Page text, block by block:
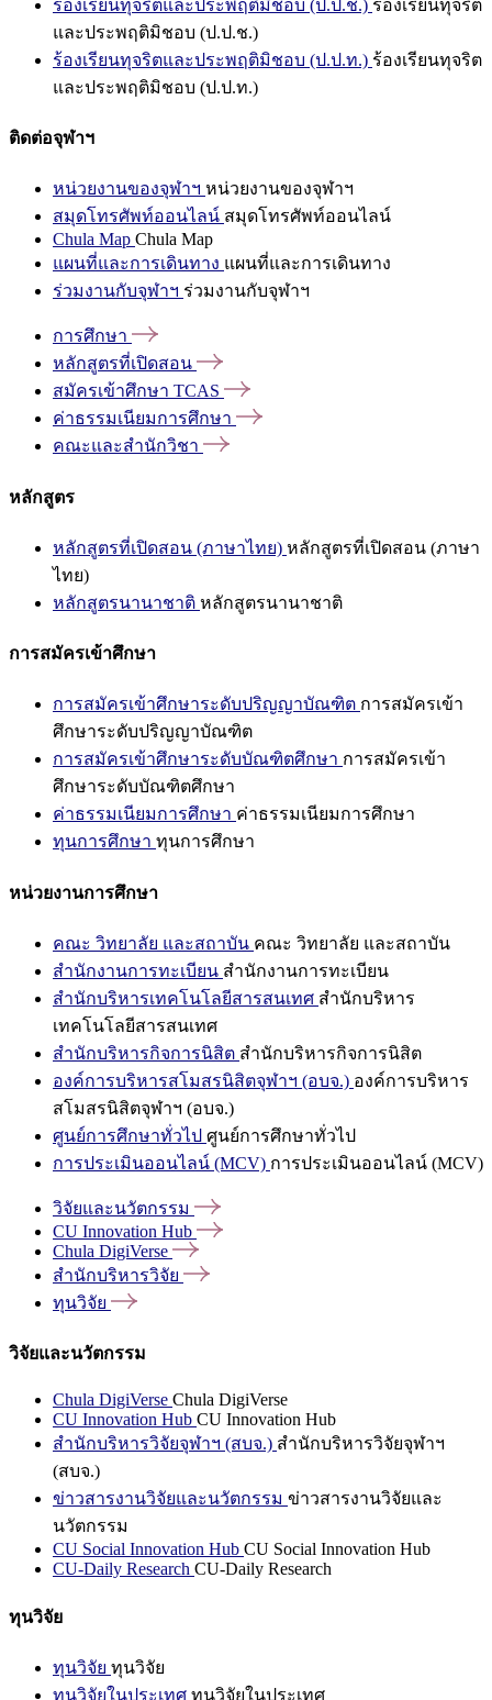
ร้องเรียนทุจริตและประพฤติมิชอบ (ป.ป.ช.) ร้องเรียนทุจริต
และประพฤติมิชอบ (ป.ป.ช.)
ร้องเรียนทุจริตและประพฤติมิชอบ (ป.ป.ท.) ร้องเรียนทุจริต
และประพฤติมิชอบ (ป.ป.ท.)
ติดต่อจุฬาฯ
หน่วยงานของจุฬาฯ หน่วยงานของจุฬาฯ
สมุดโทรศัพท์ออนไลน์ สมุดโทรศัพท์ออนไลน์
Chula Map Chula Map
แผนที่และการเดินทาง แผนที่และการเดินทาง
ร่วมงานกับจุฬาฯ ร่วมงานกับจุฬาฯ
การศึกษา
หลักสูตรที่เปิดสอน
สมัครเข้าศึกษา TCAS
ค่าธรรมเนียมการศึกษา
คณะและสำนักวิชา
หลักสูตร
หลักสูตรที่เปิดสอน (ภาษาไทย) หลักสูตรที่เปิดสอน (ภาษา
ไทย)
หลักสูตรนานาชาติ หลักสูตรนานาชาติ
การสมัครเข้าศึกษา
การสมัครเข้าศึกษาระดับปริญญาบัณฑิต การสมัครเข้า
ศึกษาระดับปริญญาบัณฑิต
การสมัครเข้าศึกษาระดับบัณฑิตศึกษา การสมัครเข้า
ศึกษาระดับบัณฑิตศึกษา
ค่าธรรมเนียมการศึกษา ค่าธรรมเนียมการศึกษา
ทุนการศึกษา ทุนการศึกษา
หน่วยงานการศึกษา
คณะ วิทยาลัย และสถาบัน คณะ วิทยาลัย และสถาบัน
สำนักงานการทะเบียน สำนักงานการทะเบียน
สำนักบริหารเทคโนโลยีสารสนเทศ สำนักบริหาร
เทคโนโลยีสารสนเทศ
สำนักบริหารกิจการนิสิต สำนักบริหารกิจการนิสิต
องค์การบริหารสโมสรนิสิตจุฬาฯ (อบจ.) องค์การบริหาร
สโมสรนิสิตจุฬาฯ (อบจ.)
ศูนย์การศึกษาทั่วไป ศูนย์การศึกษาทั่วไป
การประเมินออนไลน์ (MCV) การประเมินออนไลน์ (MCV)
วิจัยและนวัตกรรม
CU Innovation Hub
Chula DigiVerse
สำนักบริหารวิจัย
ทุนวิจัย
วิจัยและนวัตกรรม
Chula DigiVerse Chula DigiVerse
CU Innovation Hub CU Innovation Hub
สำนักบริหารวิจัยจุฬาฯ (สบจ.) สำนักบริหารวิจัยจุฬาฯ
(สบจ.)
ข่าวสารงานวิจัยและนวัตกรรม ข่าวสารงานวิจัยและ
นวัตกรรม
CU Social Innovation Hub CU Social Innovation Hub
CU-Daily Research CU-Daily Research
ทุนวิจัย
ทุนวิจัย ทุนวิจัย
ทุนวิจัยในประเทศ ทุนวิจัยในประเทศ